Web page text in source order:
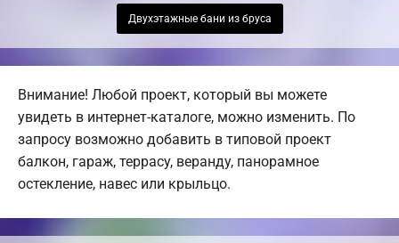
Двухэтажные бани из бруса
Внимание! Любой проект, который вы можете
увидеть в интернет-каталоге, можно изменить. По
запросу возможно добавить в типовой проект
балкон, гараж, террасу, веранду, панорамное
остекление, навес или крыльцо.